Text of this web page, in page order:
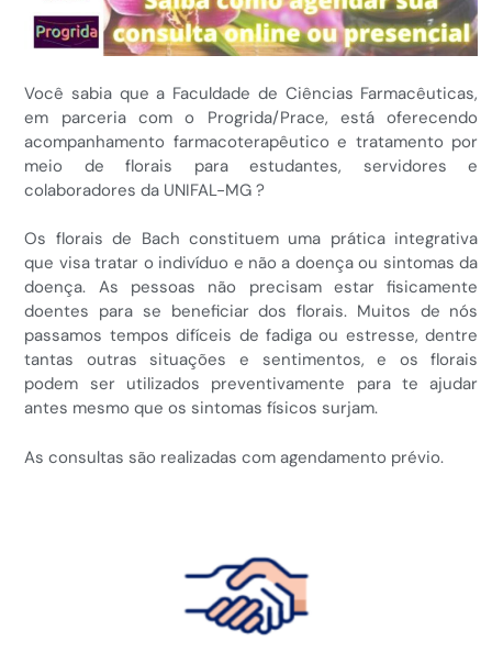
Você sabia que a Faculdade de Ciências Farmacêuticas,
em parceria com o Progrida/Prace, está oferecendo
acompanhamento farmacoterapêutico e tratamento por
meio de florais para estudantes, servidores e
colaboradores da UNIFAL-MG ?
Os florais de Bach constituem uma prática integrativa
que visa tratar o indivíduo e não a doença ou sintomas da
doença. As pessoas não precisam estar fisicamente
doentes para se beneficiar dos florais. Muitos de nós
passamos tempos difíceis de fadiga ou estresse, dentre
tantas outras situações e sentimentos, e os florais
podem ser utilizados preventivamente para te ajudar
antes mesmo que os sintomas físicos surjam.
As consultas são realizadas com agendamento prévio.